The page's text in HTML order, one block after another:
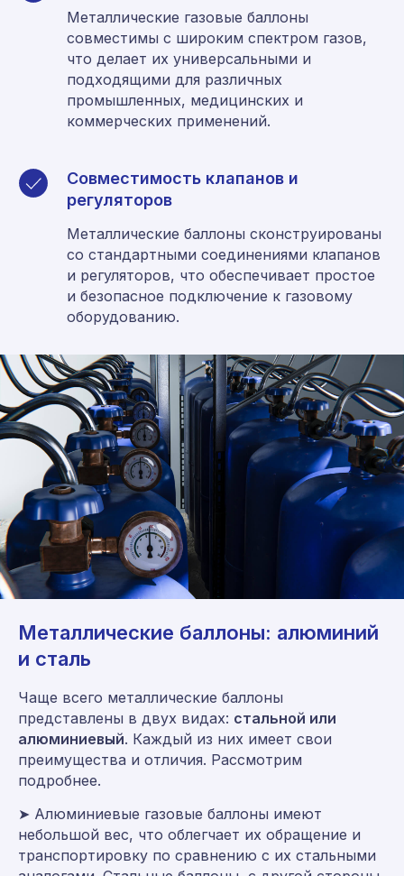
Металлические газовые баллоны
совместимы с широким спектром газов,
что делает их универсальными и
подходящими для различных
промышленных, медицинских и
коммерческих применений.
Совместимость клапанов и
регуляторов
Металлические баллоны сконструированы
со стандартными соединениями клапанов
и регуляторов, что обеспечивает простое
и безопасное подключение к газовому
оборудованию.
Металлические баллоны: алюминий
и сталь
Чаще всего металлические баллоны
представлены в двух видах: стальной или
алюминиевый. Каждый из них имеет свои
преимущества и отличия. Рассмотрим
подробнее.
➤ Алюминиевые газовые баллоны имеют
небольшой вес, что облегчает их обращение и
транспортировку по сравнению с их стальными